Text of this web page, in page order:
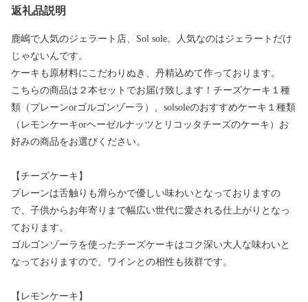
返礼品説明
鹿嶋で人気のジェラート店、Sol sole。人気なのはジェラートだけ
じゃないんです。
ケーキも原材料にこだわりぬき、丹精込めて作っております。
こちらの商品は２本セットでお届け致します！チーズケーキ１種
類（プレーンorゴルゴンゾーラ）、solsoleのおすすめケーキ１種類
（レモンケーキorヘーゼルナッツとリコッタチーズのケーキ）お
好みの商品をお選びください。
【チーズケーキ】
プレーンは舌触りも滑らかで優しい味わいとなっておりますの
で、子供からお年寄りまで幅広い世代に愛される仕上がりとなっ
ております。
ゴルゴンゾーラを使ったチーズケーキはコク深い大人な味わいと
なっておりますので、ワインとの相性も抜群です。
【レモンケーキ】